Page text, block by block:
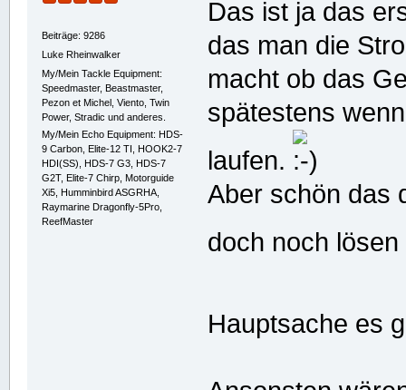
Beiträge: 9286
Luke Rheinwalker
My/Mein Tackle Equipment:
Speedmaster, Beastmaster,
Pezon et Michel, Viento, Twin
Power, Stradic und anderes.
My/Mein Echo Equipment: HDS-
9 Carbon, Elite-12 TI, HOOK2-7
HDI(SS), HDS-7 G3, HDS-7
G2T, Elite-7 Chirp, Motorguide
Xi5, Humminbird ASGRHA,
Raymarine Dragonfly-5Pro,
ReefMaster
Das ist ja das
das man die
macht ob das
spätestens
laufen.
Aber schön das
doch noch
Hauptsache es